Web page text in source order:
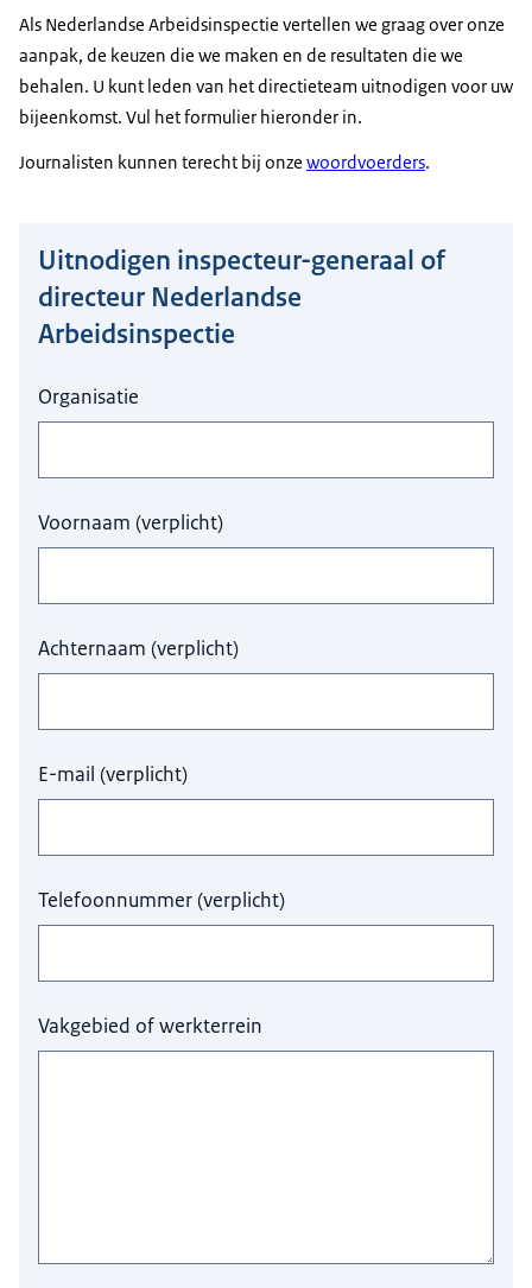
Als Nederlandse Arbeidsinspectie vertellen we graag over onze
aanpak, de keuzen die we maken en de resultaten die we
behalen. U kunt leden van het directieteam uitnodigen voor uw
bijeenkomst. Vul het formulier hieronder in.
Journalisten kunnen terecht bij onze woordvoerders.
Uitnodigen inspecteur-generaal of
directeur Nederlandse
Arbeidsinspectie
Organisatie
Voornaam (verplicht)
Achternaam (verplicht)
E-mail (verplicht)
Telefoonnummer(verplicht)
Vakgebied of werkterrein
Hier niets invullen a.u.b.